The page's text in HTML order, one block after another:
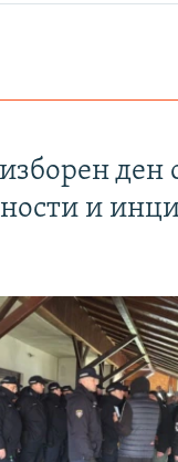
ден
и